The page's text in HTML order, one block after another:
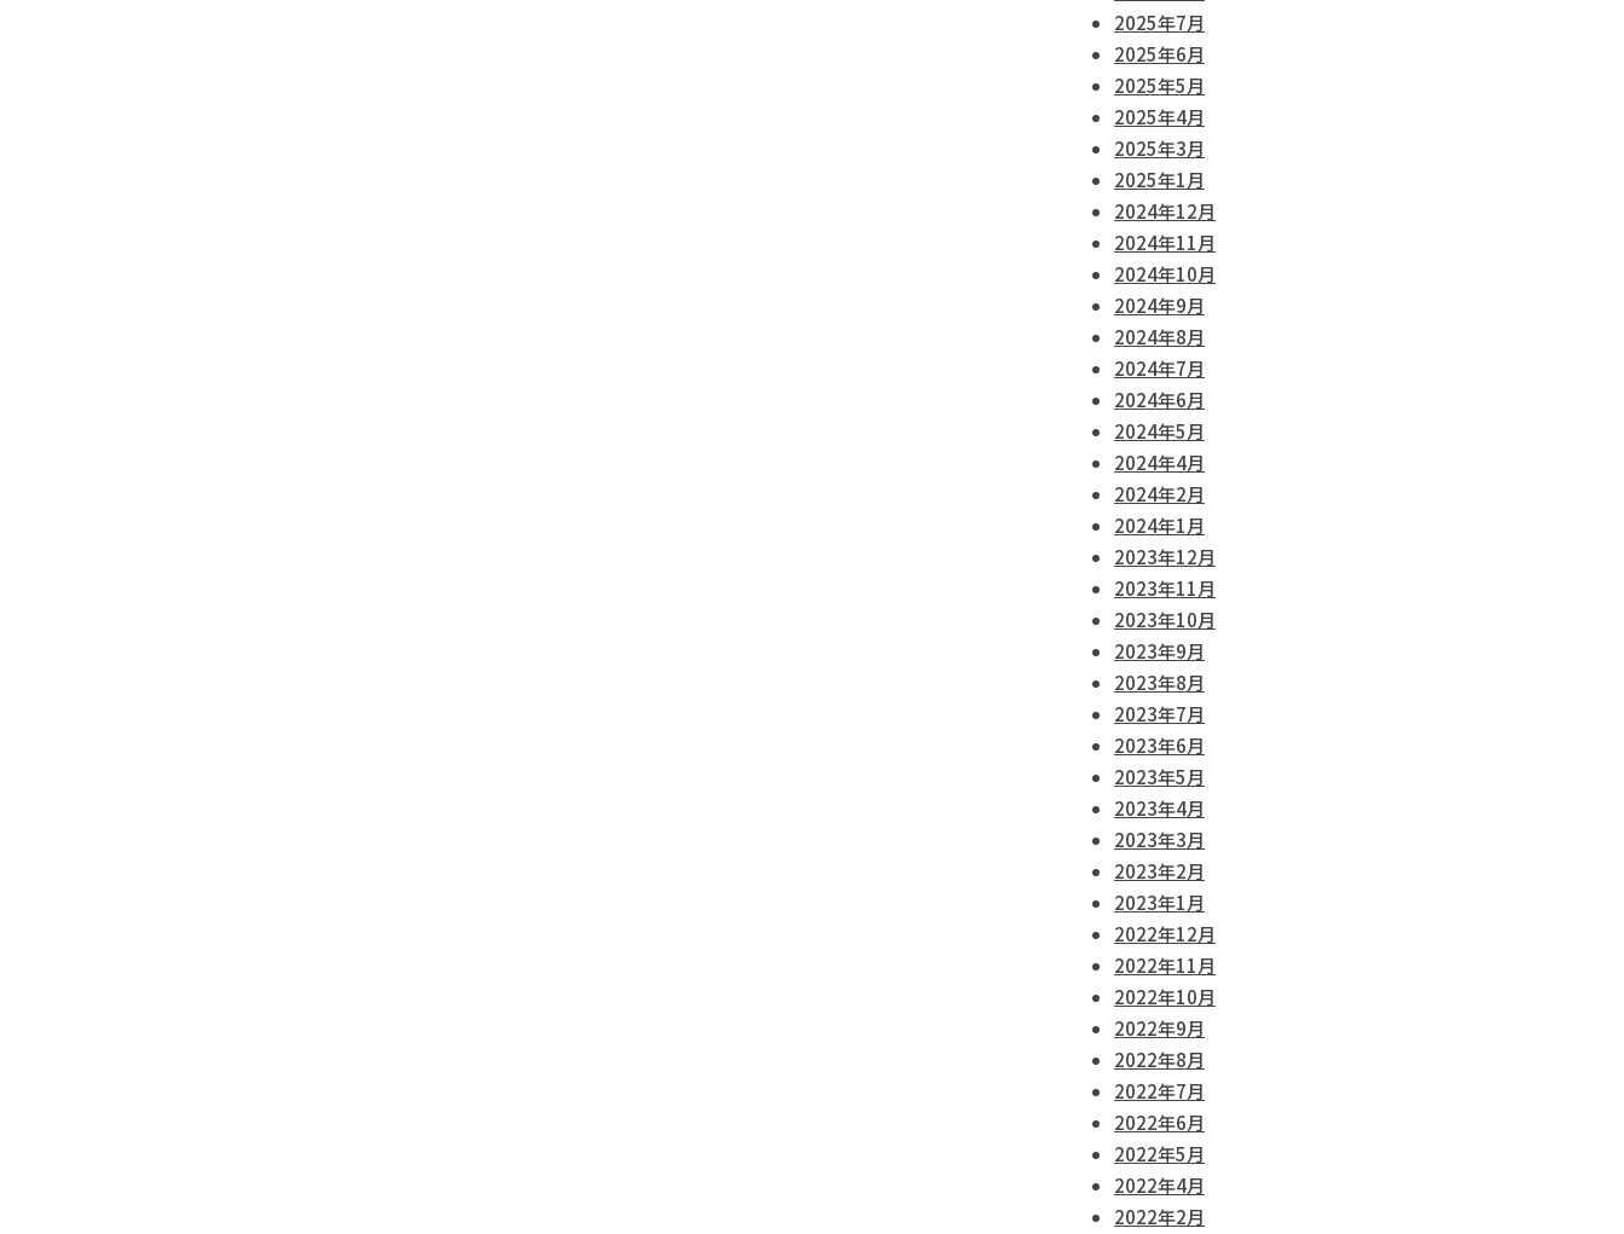
2025年7月
2025年6月
2025年5月
2025年4月
2025年3月
2025年1月
2024年12月
2024年11月
2024年10月
2024年9月
2024年8月
2024年7月
2024年6月
2024年5月
2024年4月
2024年2月
2024年1月
2023年12月
2023年11月
2023年10月
2023年9月
2023年8月
2023年7月
2023年6月
2023年5月
2023年4月
2023年3月
2023年2月
2023年1月
2022年12月
2022年11月
2022年10月
2022年9月
2022年8月
2022年7月
2022年6月
2022年5月
2022年4月
2022年2月